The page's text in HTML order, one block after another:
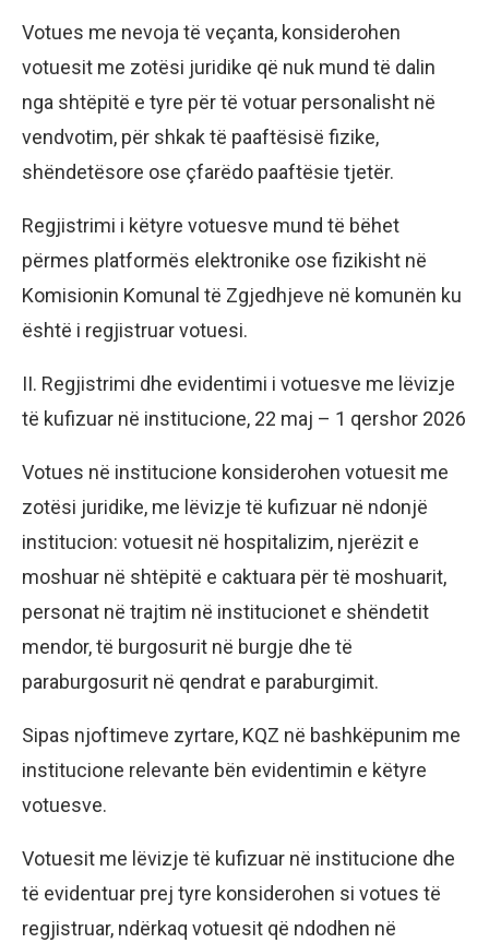
Votues me nevoja të veçanta, konsiderohen
votuesit me zotësi juridike që nuk mund të dalin
nga shtëpitë e tyre për të votuar personalisht në
vendvotim, për shkak të paaftësisë fizike,
shëndetësore ose çfarëdo paaftësie tjetër.
Regjistrimi i këtyre votuesve mund të bëhet
përmes platformës elektronike ose fizikisht në
Komisionin Komunal të Zgjedhjeve në komunën ku
është i regjistruar votuesi.
II. Regjistrimi dhe evidentimi i votuesve me lëvizje
të kufizuar në institucione, 22 maj – 1 qershor 2026
Votues në institucione konsiderohen votuesit me
zotësi juridike, me lëvizje të kufizuar në ndonjë
institucion: votuesit në hospitalizim, njerëzit e
moshuar në shtëpitë e caktuara për të moshuarit,
personat në trajtim në institucionet e shëndetit
mendor, të burgosurit në burgje dhe të
paraburgosurit në qendrat e paraburgimit.
Sipas njoftimeve zyrtare, KQZ në bashkëpunim me
institucione relevante bën evidentimin e këtyre
votuesve.
Votuesit me lëvizje të kufizuar në institucione dhe
të evidentuar prej tyre konsiderohen si votues të
regjistruar, ndërkaq votuesit që ndodhen në